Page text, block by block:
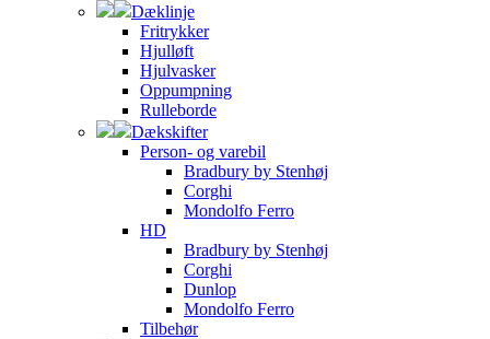
Dæklinje
Fritrykker
Hjulløft
Hjulvasker
Oppumpning
Rulleborde
Dækskifter
Person- og varebil
Bradbury by Stenhøj
Corghi
Mondolfo Ferro
HD
Bradbury by Stenhøj
Corghi
Dunlop
Mondolfo Ferro
Tilbehør